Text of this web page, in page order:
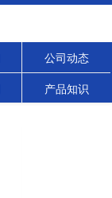
公司动态
产品知识